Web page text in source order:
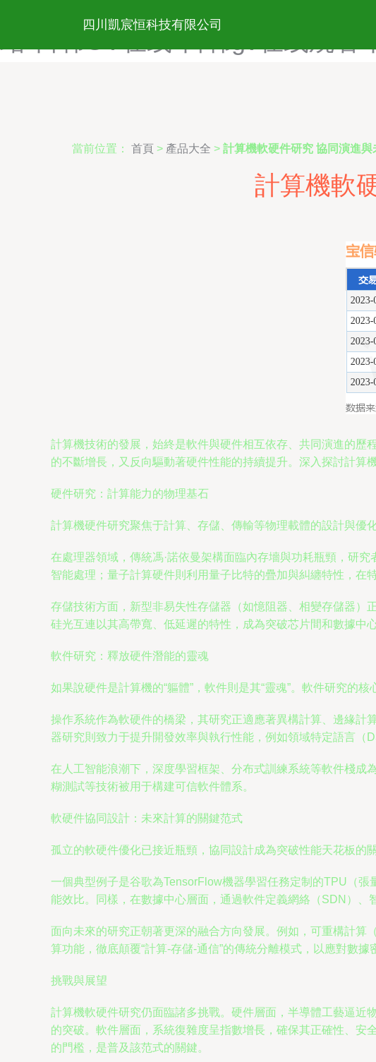
日韩B片免费看-日韩B十B免费
四川凱宸恒科技有限公司
當前位置： 首頁 > 產品大全 > 計算機軟硬件研究 協同演進與
計算機軟
計算機技術的發展，始終是軟件與硬件相互依存、共同演進的
的不斷增長，又反向驅動著硬件性能的持續提升。深入探討計算
硬件研究：計算能力的物理基石
計算機硬件研究聚焦于計算、存儲、傳輸等物理載體的設計與優
在處理器領域，傳統馮·諾依曼架構面臨內存墻與功耗瓶頸，研
智能處理；量子計算硬件則利用量子比特的疊加與糾纏特性，在
存儲技術方面，新型非易失性存儲器（如憶阻器、相變存儲器）
硅光互連以其高帶寬、低延遲的特性，成為突破芯片間和數據中
軟件研究：釋放硬件潛能的靈魂
如果說硬件是計算機的“軀體”，軟件則是其“靈魂”。軟件研究的
操作系統作為軟硬件的橋梁，其研究正適應著異構計算、邊緣
器研究則致力于提升開發效率與執行性能，例如領域特定語言（
在人工智能浪潮下，深度學習框架、分布式訓練系統等軟件棧
糊測試等技術被用于構建可信軟件體系。
軟硬件協同設計：未來計算的關鍵范式
孤立的軟硬件優化已接近瓶頸，協同設計成為突破性能天花板的
一個典型例子是谷歌為TensorFlow機器學習任務定制的TPU（
能效比。同樣，在數據中心層面，通過軟件定義網絡（SDN）、
面向未來的研究正朝著更深的融合方向發展。例如，可重構計
算功能，徹底顛覆“計算-存儲-通信”的傳統分離模式，以應對數據
挑戰與展望
計算機軟硬件研究仍面臨諸多挑戰。硬件層面，半導體工藝逼
的突破。軟件層面，系統復雜度呈指數增長，確保其正確性、
的門檻，是普及該范式的關鍵。